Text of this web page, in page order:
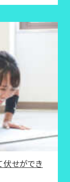
伏せができ